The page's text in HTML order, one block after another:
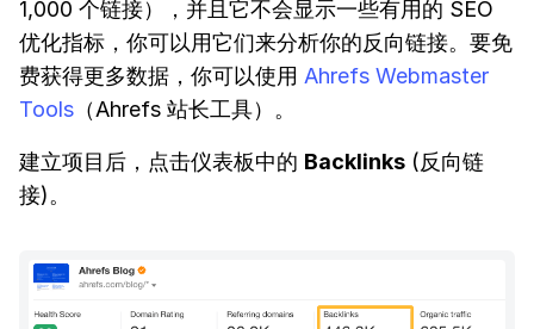
1,000 个链接），并且它不会显示一些有用的 SEO
优化指标，你可以用它们来分析你的反向链接。要免
费获得更多数据，你可以使用 Ahrefs Webmaster
Tools （Ahrefs 站长工具）。
建立项目后，点击仪表板中的 Backlinks (反向链
接)。